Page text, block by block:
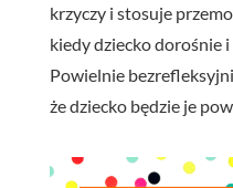
krzyczy i stosuje
kiedy dziecko dorośnie i
Powielnie
że dziecko będzie je